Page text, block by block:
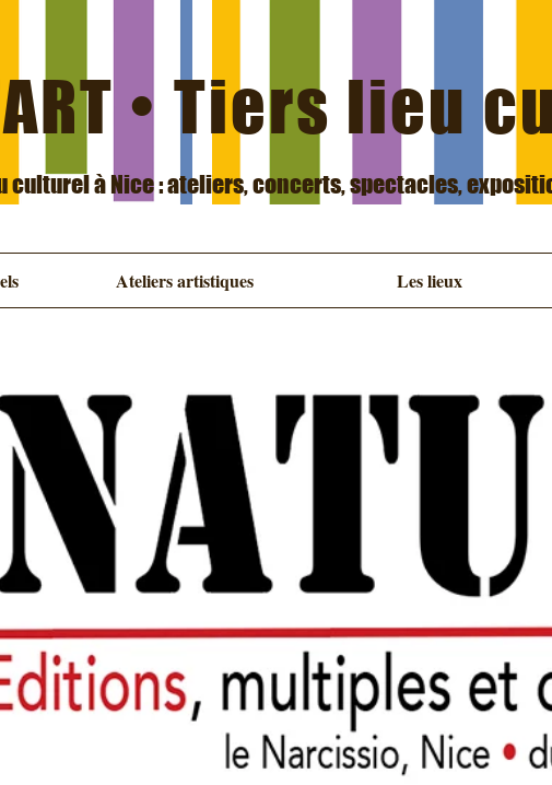
• Tiers lieu
culturel à Nice : ateliers, concerts, spectacles,
Ateliers artistiques Les lieux